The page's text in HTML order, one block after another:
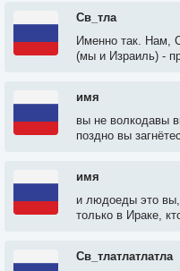
Св_тла
Именно так. Нам,
(мы и Израиль) -
имя
вы не волкодавы
поздно вы
имя
и людоеды это вы,
только в Ираке,
Св_тлатлатлатла